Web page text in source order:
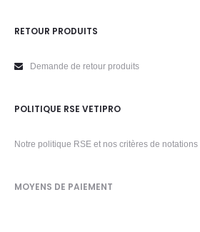
RETOUR PRODUITS
Demande de retour produits
POLITIQUE RSE VETIPRO
Notre politique RSE et nos critères de
MOYENS DE PAIEMENT